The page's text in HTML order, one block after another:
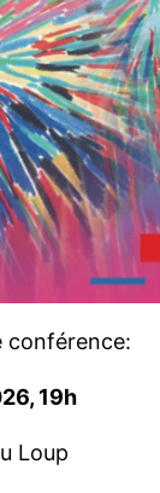
conférence:
19h
Loup